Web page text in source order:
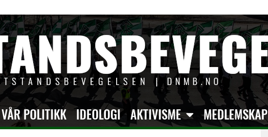
VÅR POLITIKK IDEOLOGI AKTIVISME MEDLEMSKAP